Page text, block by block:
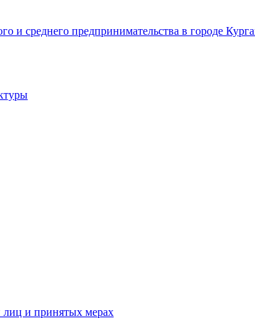
и среднего предпринимательства в городе
лиц и принятых мерах